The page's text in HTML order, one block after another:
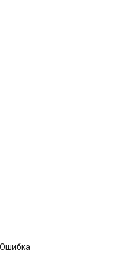
Ошибка